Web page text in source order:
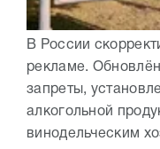
В России
рекламе.
запреты,
алкогольной
винодельческим